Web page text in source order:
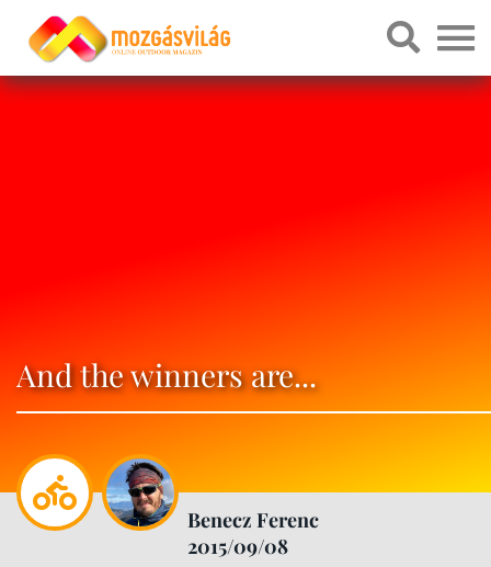
And the winners are...
Benecz Ferenc
2015/09/08